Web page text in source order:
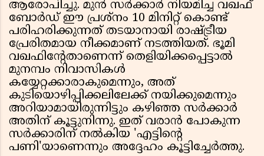
ആരോപിച്ചു. മുൻ സർക്കാർ നിയമിച്ച വഖഫ്
ബോർഡ് ഈ പ്രശ്നം 10 മിനിറ്റ് കൊണ്ട്
പരിഹരിക്കുന്നത് തടയാനായി രാഷ്ട്രീയ
പ്രേരിതമായ നീക്കമാണ് നടത്തിയത്. ഭൂമി
വഖഫിൻ്റേതാണെന്ന് തെളിയിക്കപ്പെട്ടാൽ
മുനമ്പം നിവാസികൾ
കയ്യേറ്റക്കാരാകുമെന്നും, അത്
കുടിയൊഴിപ്പിക്കലിലേക്ക് നയിക്കുമെന്നും
അറിയാമായിരുന്നിട്ടും കഴിഞ്ഞ സർക്കാർ
അതിന് കൂട്ടുനിന്നു. ഇത് വരാൻ പോകുന്ന
സർക്കാരിന് നൽകിയ 'എട്ടിൻ്റെ
പണി'യാണെന്നും അദ്ദേഹം കൂട്ടിച്ചേർത്തു.